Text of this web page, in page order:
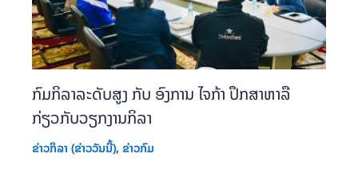
ກົມກິລາລະດັບສູງ ກັບ ອົງການ ໄຈກ້າ ປຶກສາຫາລື
ກ່ຽວກັບວຽກງານກິລາ
ຂ່າວກິລາ (ຂ່າວວັນນີ້), ຂ່າວກົມ